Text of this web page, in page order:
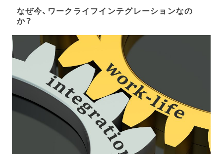
なぜ今、ワークライフインテグレーションなの
か？